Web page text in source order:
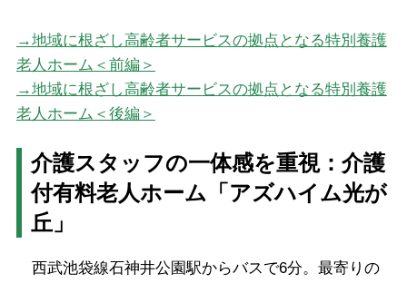
→地域に根ざし高齢者サービスの拠点となる特別養護
老人ホーム＜前編＞
→地域に根ざし高齢者サービスの拠点となる特別養護
老人ホーム＜後編＞
介護スタッフの一体感を重視：介護
付有料老人ホーム「アズハイム光が
丘」
西武池袋線石神井公園駅からバスで6分。最寄りの